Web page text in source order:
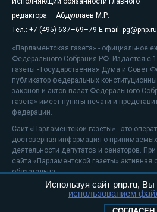
редактора — Абдуллаев М.Р.
Тел.: +7 (495) 637–69–79 E-mail: pg@pnp.ru
«Парламентская газета» - официальное
Федерального Собрания РФ. Издается с
газеты - Государственная Дума и
публикатор федеральных
законов и актов палат Федерального
газета» имеет пункты печати и
федерации.
Сайт «Парламентской газеты» - это
достоверная информация о принимаемых
деятельности депутатов и сенаторов.
сайта «Парламентской газеты» активная
обязательна.
На информационном ресурсе
Положение о защите персональных
Используя сайт pnp.ru, Вы
использованием